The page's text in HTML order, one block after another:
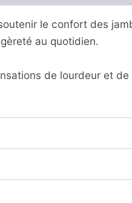
le confort des
au quotidien.
de lourdeur et